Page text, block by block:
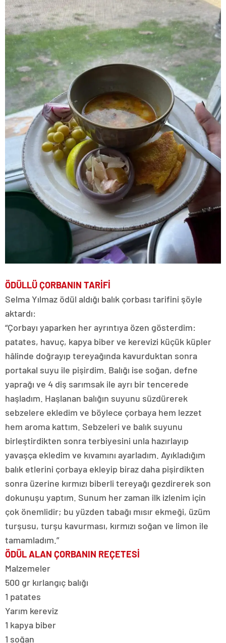
ÖDÜLLÜ ÇORBANIN TARİFİ
Selma Yılmaz ödül aldığı balık çorbası tarifini şöyle
aktardı:
“Çorbayı yaparken her ayrıntıya özen gösterdim:
patates, havuç, kapya biber ve kerevizi küçük küpler
hâlinde doğrayıp tereyağında kavurduktan sonra
portakal suyu ile pişirdim. Balığı ise soğan, defne
yaprağı ve 4 diş sarımsak ile ayrı bir tencerede
haşladım. Haşlanan balığın suyunu süzdürerek
sebzelere ekledim ve böylece çorbaya hem lezzet
hem aroma kattım. Sebzeleri ve balık suyunu
birleştirdikten sonra terbiyesini unla hazırlayıp
yavaşça ekledim ve kıvamını ayarladım. Ayıkladığım
balık etlerini çorbaya ekleyip biraz daha pişirdikten
sonra üzerine kırmızı biberli tereyağı gezdirerek son
dokunuşu yaptım. Sunum her zaman ilk izlenim için
çok önemlidir; bu yüzden tabağı mısır ekmeği, üzüm
turşusu, turşu kavurması, kırmızı soğan ve limon ile
tamamladım.”
ÖDÜL ALAN ÇORBANIN REÇETESİ
Malzemeler
500 gr kırlangıç balığı
1 patates
Yarım kereviz
1 kapya biber
1 soğan